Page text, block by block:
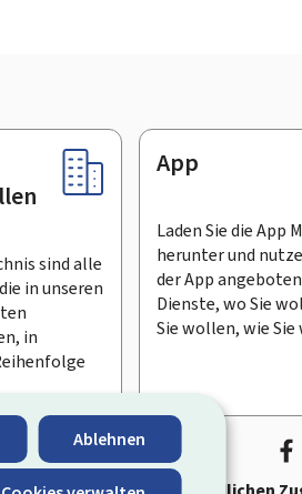
Ablehnen
sind alle
in unseren
in
App
Laden Sie die App
herunter und
der App
Dienste, wo Sie
Sie wollen, wie